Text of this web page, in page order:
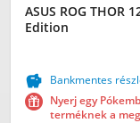
ASUS ROG THOR
Edition
 Bankmentes
Nyerj egy
terméknek a